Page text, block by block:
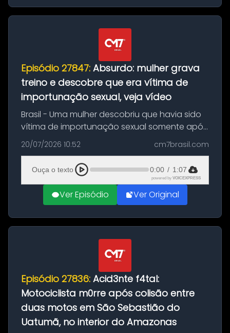
Episódio 27847: Absurdo: mulher grava
treino e descobre que era vítima de
importunação sexual, veja vídeo
Brasil - Uma mulher descobriu que havia sido
vítima de importunação sexual somente após
assistir a um vídeo que gravou enquanto
treinava na academia de um condomínio em
Feira de Santana, na Bahia. O c...
20/07/2026 10:52 cm7brasil.com
Ouça o texto 0:00 / 1:07
powered by VOICEXPRESS
Ver Episódio Ver Original
Episódio 27836: Acid3nte f4tal:
Motociclista m0rre após colisão entre
duas motos em São Sebastião do
Uatumã, no interior do Amazonas